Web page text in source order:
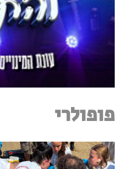
פופולרי